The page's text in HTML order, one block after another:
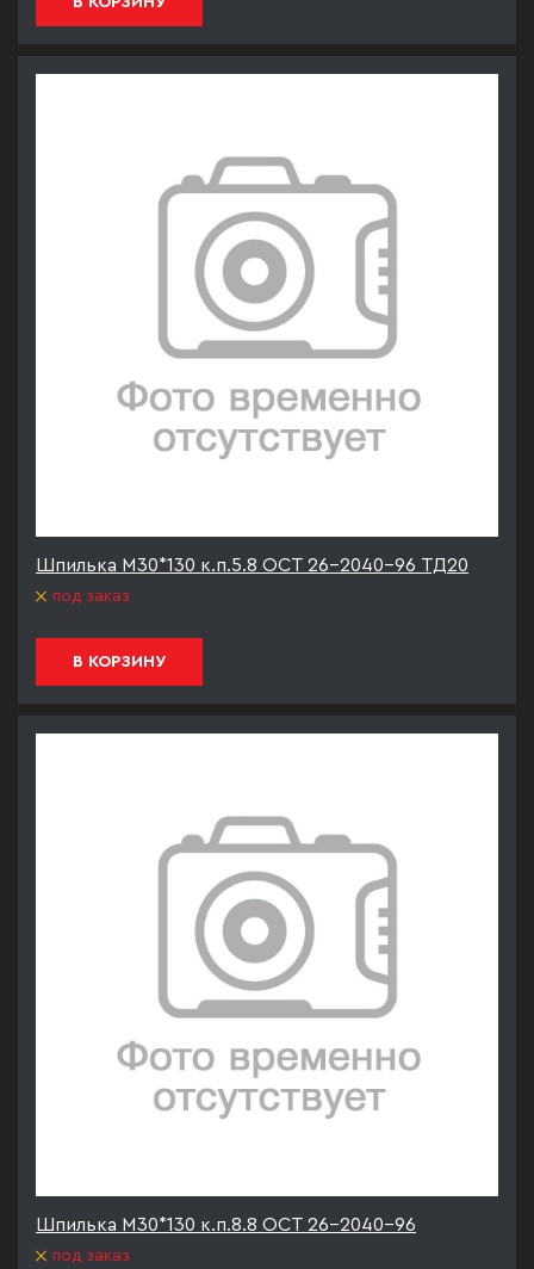
Шпилька М30*130 к.п.5.8 ОСТ 26-2040-96 ТД20
под заказ
В КОРЗИНУ
Шпилька М30*130 к.п.8.8 ОСТ 26-2040-96
под заказ